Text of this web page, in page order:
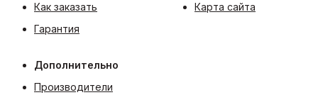
Как заказать
Гарантия
Карта сайта
Дополнительно
Производители